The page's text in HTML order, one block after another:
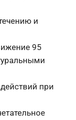
и
95
при